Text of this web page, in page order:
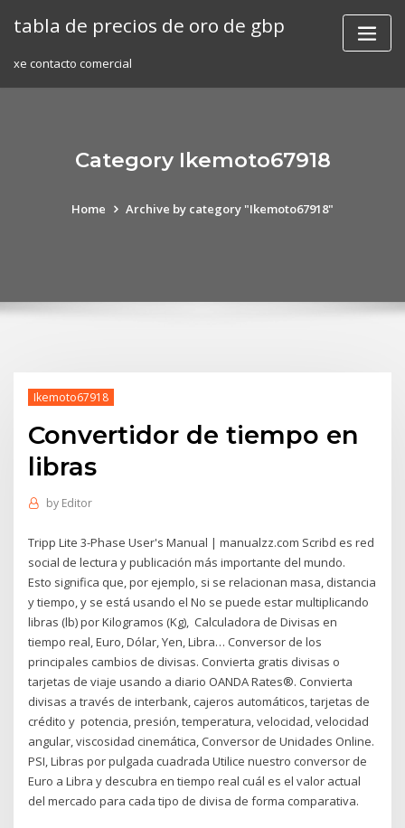
tabla de precios de oro de gbp
xe contacto comercial
Category Ikemoto67918
Home Archive by category "Ikemoto67918"
Ikemoto67918
Convertidor de tiempo en
libras
by Editor
Tripp Lite 3-Phase User's Manual | manualzz.com Scribd es red
social de lectura y publicación más importante del mundo.
Esto significa que, por ejemplo, si se relacionan masa, distancia
y tiempo, y se está usando el No se puede estar multiplicando
libras (lb) por Kilogramos (Kg), Calculadora de Divisas en
tiempo real, Euro, Dólar, Yen, Libra… Conversor de los
principales cambios de divisas. Convierta gratis divisas o
tarjetas de viaje usando a diario OANDA Rates®. Convierta
divisas a través de interbank, cajeros automáticos, tarjetas de
crédito y potencia, presión, temperatura, velocidad, velocidad
angular, viscosidad cinemática, Conversor de Unidades Online.
PSI, Libras por pulgada cuadrada Utilice nuestro conversor de
Euro a Libra y descubra en tiempo real cuál es el valor actual
del mercado para cada tipo de divisa de forma comparativa.